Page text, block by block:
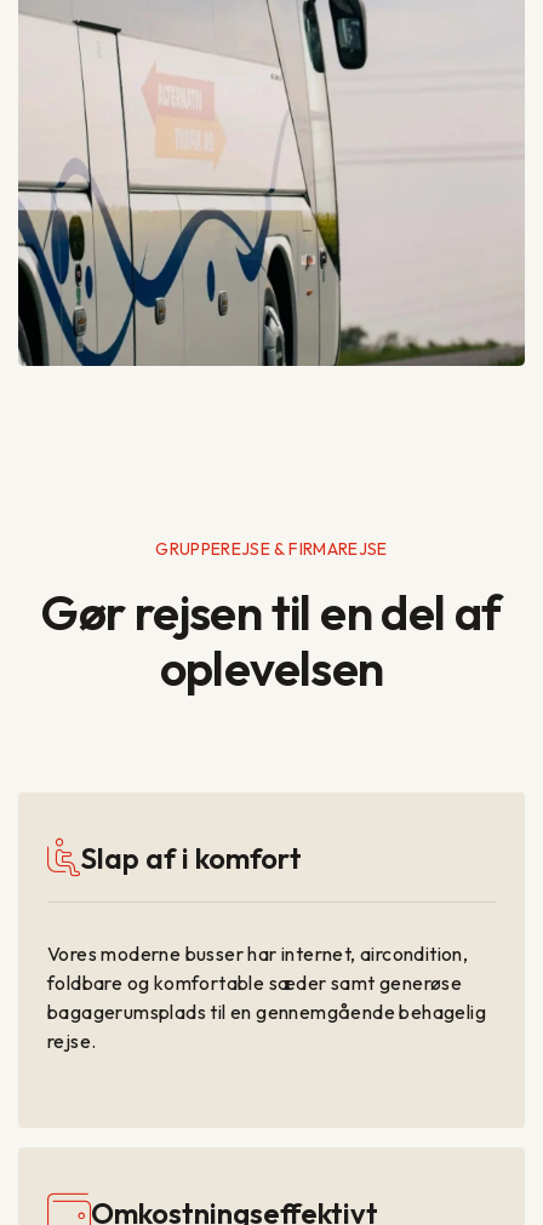
GRUPPEREJSE & FIRMAREJSE
Gør rejsen til en del af
oplevelsen
Slap af i komfort
Vores moderne busser har internet, aircondition,
foldbare og komfortable sæder samt generøse
bagagerumsplads til en gennemgående behagelig
rejse.
Omkostningseffektivt